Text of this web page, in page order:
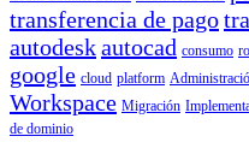
transferencia de pago
autodeskautocad consumo
google cloud platform
Workspace Migración
de dominio